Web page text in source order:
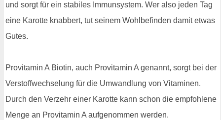
und sorgt für ein stabiles Immunsystem. Wer also jeden Tag
eine Karotte knabbert, tut seinem Wohlbefinden damit etwas
Gutes.
Provitamin A Biotin, auch Provitamin A genannt, sorgt bei der
Verstoffwechselung für die Umwandlung von Vitaminen.
Durch den Verzehr einer Karotte kann schon die empfohlene
Menge an Provitamin A aufgenommen werden.